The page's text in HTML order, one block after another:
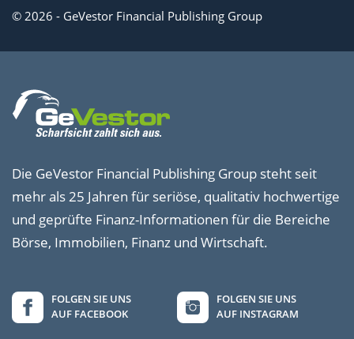
© 2026 - GeVestor Financial Publishing Group
Die GeVestor Financial Publishing Group steht seit
mehr als 25 Jahren für seriöse, qualitativ hochwertige
und geprüfte Finanz-Informationen für die Bereiche
Börse, Immobilien, Finanz und Wirtschaft.
FOLGEN SIE UNS
AUF FACEBOOK
FOLGEN SIE UNS
AUF INSTAGRAM